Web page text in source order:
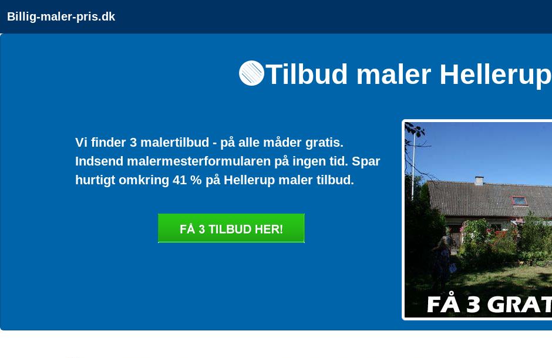
Billig-maler-pris.dk
🟢Tilbud maler Hellerup
Vi finder 3 malertilbud - på alle måder gratis.
Indsend malermesterformularen på ingen tid. Spar
hurtigt omkring 41 % på Hellerup maler tilbud.